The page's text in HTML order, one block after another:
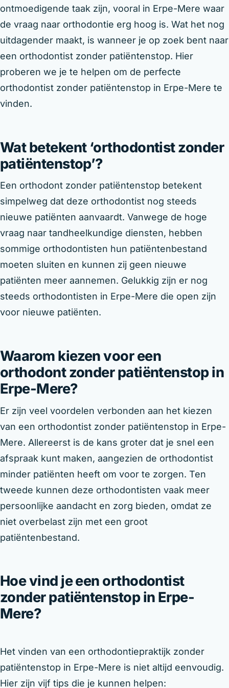
ontmoedigende taak zijn, vooral in Erpe-Mere waar
de vraag naar orthodontie erg hoog is. Wat het nog
uitdagender maakt, is wanneer je op zoek bent naar
een orthodontist zonder patiëntenstop. Hier
proberen we je te helpen om de perfecte
orthodontist zonder patiëntenstop in Erpe-Mere te
vinden.
Wat betekent ‘orthodontist zonder
patiëntenstop’?
Een orthodont zonder patiëntenstop betekent
simpelweg dat deze orthodontist nog steeds
nieuwe patiënten aanvaardt. Vanwege de hoge
vraag naar tandheelkundige diensten, hebben
sommige orthodontisten hun patiëntenbestand
moeten sluiten en kunnen zij geen nieuwe
patiënten meer aannemen. Gelukkig zijn er nog
steeds orthodontisten in Erpe-Mere die open zijn
voor nieuwe patiënten.
Waarom kiezen voor een
orthodont zonder patiëntenstop in
Erpe-Mere?
Er zijn veel voordelen verbonden aan het kiezen
van een orthodontist zonder patiëntenstop in Erpe-
Mere. Allereerst is de kans groter dat je snel een
afspraak kunt maken, aangezien de orthodontist
minder patiënten heeft om voor te zorgen. Ten
tweede kunnen deze orthodontisten vaak meer
persoonlijke aandacht en zorg bieden, omdat ze
niet overbelast zijn met een groot
patiëntenbestand.
Hoe vind je een orthodontist
zonder patiëntenstop in Erpe-
Mere?
Het vinden van een orthodontiepraktijk zonder
patiëntenstop in Erpe-Mere is niet altijd eenvoudig.
Hier zijn vijf tips die je kunnen helpen: